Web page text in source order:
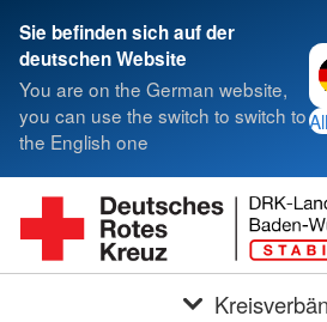
Sie befinden sich auf der
deutschen Website
You are on the German website,
you can use the switch to switch to
the English one